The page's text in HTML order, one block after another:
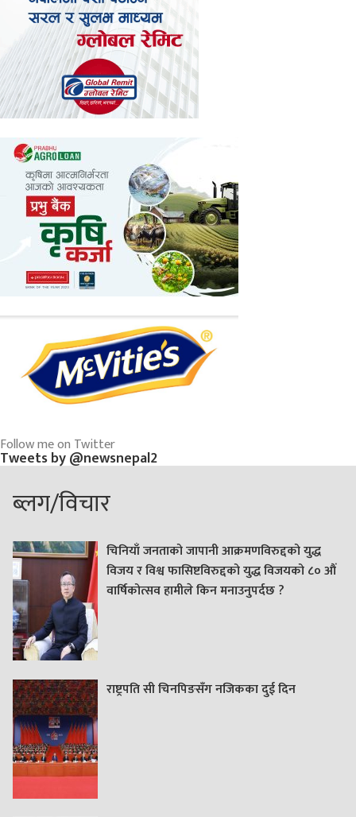
Follow me on Twitter
Tweets by @newsnepal2
ब्लग/विचार
चिनियाँ जनताको जापानी आक्रमणविरुद्दको युद्ध
विजय र विश्व फासिष्टविरुद्दको युद्ध विजयको ८० औं
वार्षिकोत्सव हामीले किन मनाउनुपर्दछ ?
राष्ट्रपति सी चिनपिङसँग नजिकका दुई दिन